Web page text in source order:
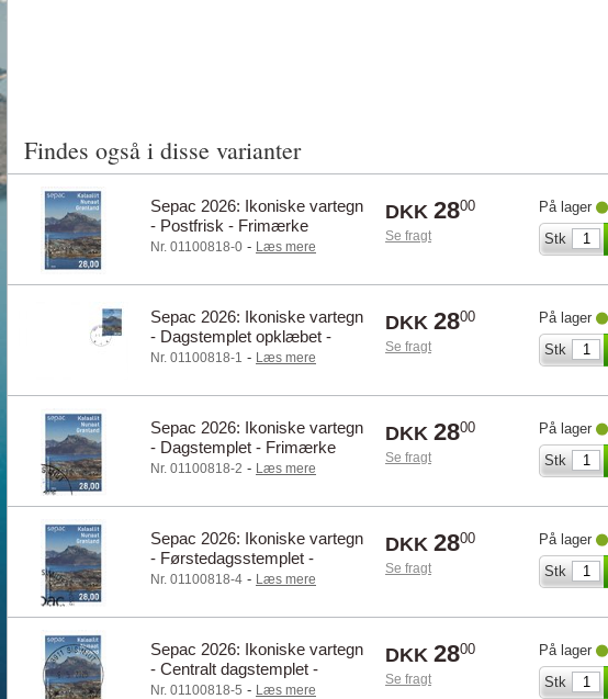
Findes også i disse varianter
Sepac 2026: Ikoniske vartegn
- Postfrisk - Frimærke
Nr. 01100818-0 - Læs mere
DKK 2800
Se fragt
På lager
Stk
Sepac 2026: Ikoniske vartegn
- Dagstemplet opklæbet -
Frimærke
Nr. 01100818-1 - Læs mere
DKK 2800
Se fragt
På lager
Stk
Sepac 2026: Ikoniske vartegn
- Dagstemplet - Frimærke
Nr. 01100818-2 - Læs mere
DKK 2800
Se fragt
På lager
Stk
Sepac 2026: Ikoniske vartegn
- Førstedagsstemplet -
Frimærke
Nr. 01100818-4 - Læs mere
DKK 2800
Se fragt
På lager
Stk
Sepac 2026: Ikoniske vartegn
- Centralt dagstemplet -
Frimærke
Nr. 01100818-5 - Læs mere
DKK 2800
Se fragt
På lager
Stk